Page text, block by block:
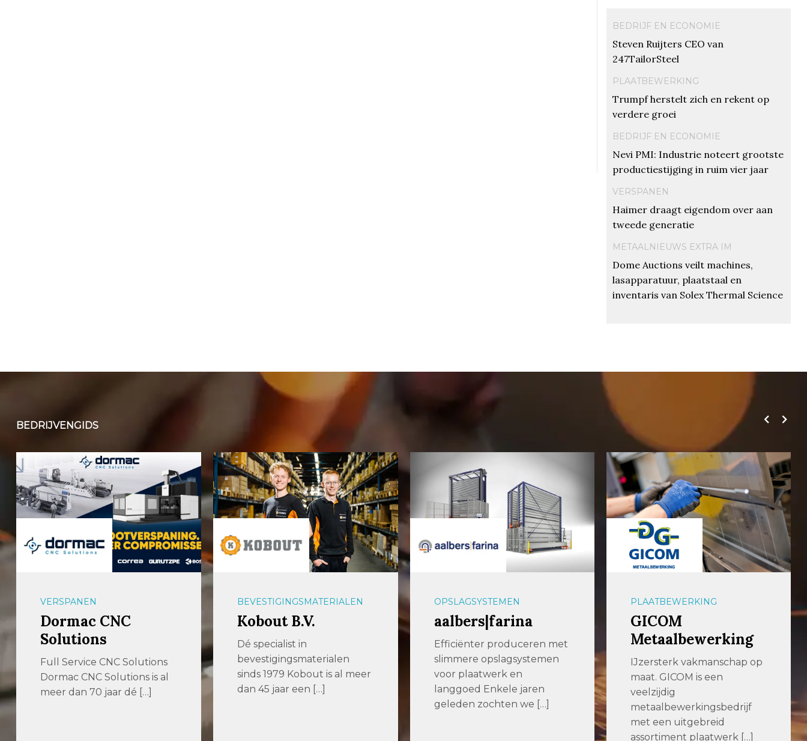
BEDRIJF EN ECONOMIE
Steven Ruijters CEO van
247TailorSteel
PLAATBEWERKING
Trumpf herstelt zich en rekent op
verdere groei
BEDRIJF EN ECONOMIE
Nevi PMI: Industrie noteert grootste
productiestijging in ruim vier jaar
VERSPANEN
Haimer draagt eigendom over aan
tweede generatie
METAALNIEUWS EXTRA IM
Dome Auctions veilt machines,
lasapparatuur, plaatstaal en
inventaris van Solex Thermal Science
BEDRIJVENGIDS
VERSPANEN
Dormac CNC
Solutions
Full Service CNC Solutions
Dormac CNC Solutions is al
meer dan 70 jaar dé […]
BEVESTIGINGSMATERIALEN
Kobout B.V.
Dé specialist in
bevestigingsmaterialen
sinds 1979 Kobout is al meer
dan 45 jaar een […]
OPSLAGSYSTEMEN
aalbers|farina
Efficiënter produceren met
slimmere opslagsystemen
voor plaatwerk en
langgoed Enkele jaren
geleden zochten we […]
PLAATBEWERKING
GICOM
Metaalbewerking
IJzersterk vakmanschap op
maat. GICOM is een
veelzijdig
metaalbewerkingsbedrijf
met een uitgebreid
assortiment plaatwerk […]